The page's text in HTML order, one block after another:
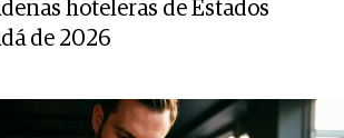
hoteleras de Estados
de 2026